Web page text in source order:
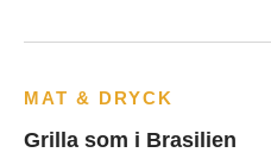
MAT & DRYCK
Grilla som i Brasilien